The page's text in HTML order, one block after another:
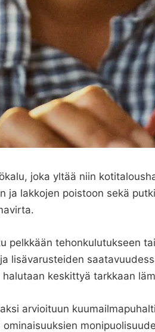
joka yltää niin
ja lakkojen poistoon sekä
pelkkään tehonkulutukseen
lisävarusteiden
keskittyä tarkkaan
arvioituun